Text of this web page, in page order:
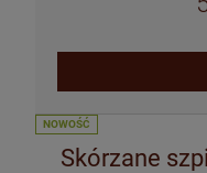
Skórzane
NOWOŚĆ